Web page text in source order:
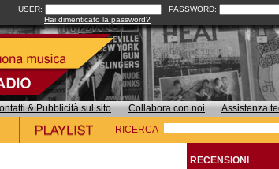
USER:
PASSWORD:
Hai dimenticato la password?
& Pubblicità sul sito Collabora con noi Assistenza
RICERCA
RECENSIONI